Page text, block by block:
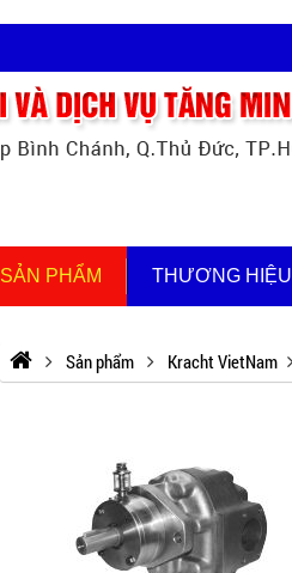
SẢN PHẨM THƯƠNG HIỆU
Sản phẩm Kracht VietNam